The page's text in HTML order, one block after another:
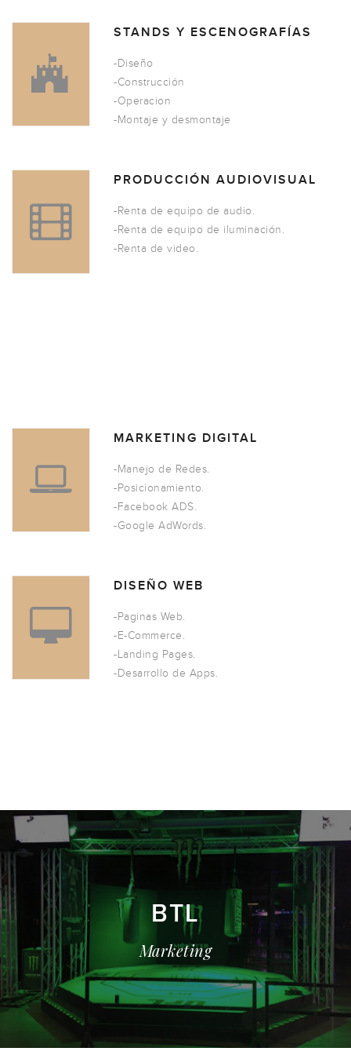
STANDS Y ESCENOGRAFÍAS
-Diseño
-Construcción
-Operacion
-Montaje y desmontaje
PRODUCCIÓN AUDIOVISUAL
-Renta de equipo de audio.
-Renta de equipo de iluminación.
-Renta de video.
MARKETING DIGITAL
-Manejo de Redes.
-Posicionamiento.
-Facebook ADS.
-Google AdWords.
DISEÑO WEB
-Paginas Web.
-E-Commerce.
-Landing Pages.
-Desarrollo de Apps.
BTL
Marketing